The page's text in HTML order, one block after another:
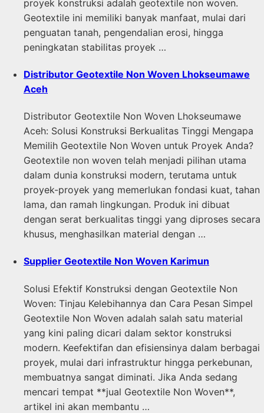
proyek konstruksi adalah geotextile non woven.
Geotextile ini memiliki banyak manfaat, mulai dari
penguatan tanah, pengendalian erosi, hingga
peningkatan stabilitas proyek …
Distributor Geotextile Non Woven Lhokseumawe
Aceh
Distributor Geotextile Non Woven Lhokseumawe
Aceh: Solusi Konstruksi Berkualitas Tinggi Mengapa
Memilih Geotextile Non Woven untuk Proyek Anda?
Geotextile non woven telah menjadi pilihan utama
dalam dunia konstruksi modern, terutama untuk
proyek-proyek yang memerlukan fondasi kuat, tahan
lama, dan ramah lingkungan. Produk ini dibuat
dengan serat berkualitas tinggi yang diproses secara
khusus, menghasilkan material dengan …
Supplier Geotextile Non Woven Karimun
Solusi Efektif Konstruksi dengan Geotextile Non
Woven: Tinjau Kelebihannya dan Cara Pesan Simpel
Geotextile Non Woven adalah salah satu material
yang kini paling dicari dalam sektor konstruksi
modern. Keefektifan dan efisiensinya dalam berbagai
proyek, mulai dari infrastruktur hingga perkebunan,
membuatnya sangat diminati. Jika Anda sedang
mencari tempat **jual Geotextile Non Woven**,
artikel ini akan membantu …